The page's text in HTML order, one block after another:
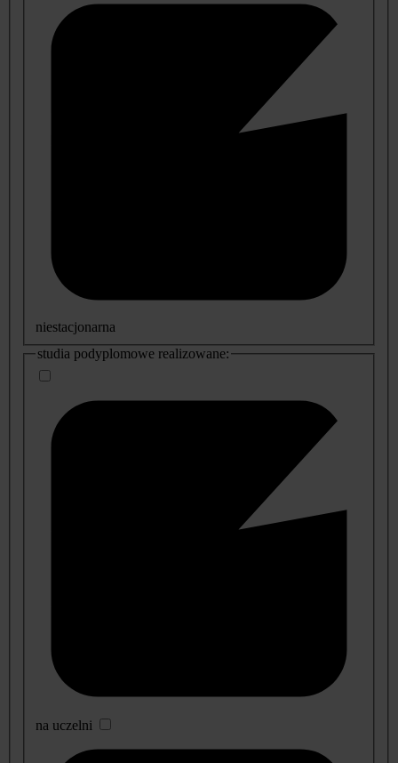
niestacjonarna
studia podyplomowe realizowane:
na uczelni